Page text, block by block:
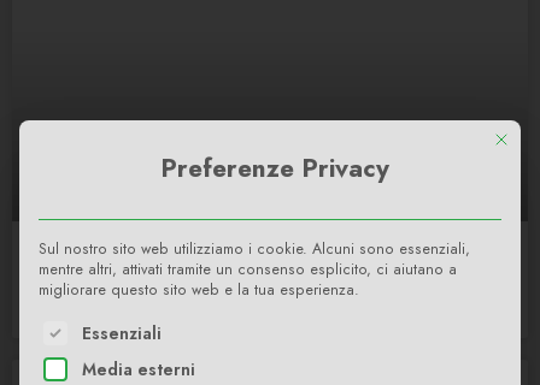
Buon Natale
LEGGI DI PIÙ »
This
Preferenze Privacy
Sul nostro sito web utilizziamo i cookie. Alcuni sono essenziali,
mentre altri, attivati tramite un consenso esplicito, ci aiutano a
migliorare questo sito web e la tua esperienza.
The following is a list of service groups for which consent
Essenziali
Media esterni